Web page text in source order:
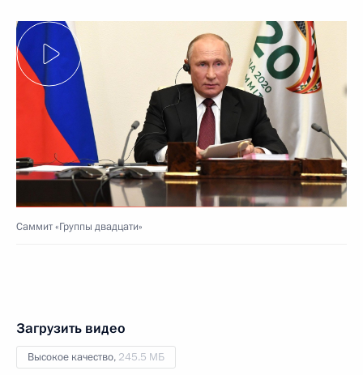
Саммит «Группы двадцати»
Загрузить видео
Высокое качество, 245.5 МБ